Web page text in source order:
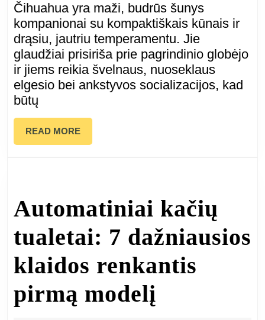
šuns
charakteris
ir
Čihuahua yra maži, budrūs šunys
kompanionai su kompaktiškais kūnais ir
drąsiu, jautriu temperamentu. Jie
glaudžiai prisiriša prie pagrindinio globėjo
ir jiems reikia švelnaus, nuoseklaus
elgesio bei ankstyvos socializacijos, kad
būtų
READ MOREREAD
MORE
Automatiniai kačių
tualetai: 7 dažniausios
klaidos renkantis
pirmą modelį